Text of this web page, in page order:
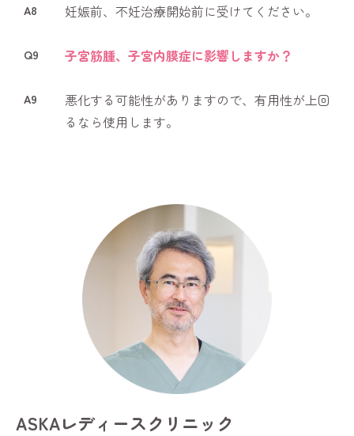
A8 妊娠前、不妊治療開始前に受けてください。
Q9 子宮筋腫、子宮内膜症に影響しますか？
A9
悪化する可能性がありますので、有用性が上回
るなら使用します。
ASKAレディースクリニック